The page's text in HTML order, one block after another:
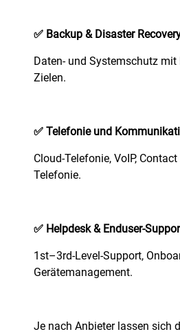
✅ Backup & Disaster
Daten- und Systemschutz mit
Zielen.
✅ Telefonie und
Cloud-Telefonie, VoIP,
Telefonie.
✅ Helpdesk & Enduser-
1st–3rd-Level-Support,
Gerätemanagement.
Je nach Anbieter lassen sich